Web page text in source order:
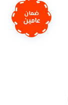
ضمان
عامين